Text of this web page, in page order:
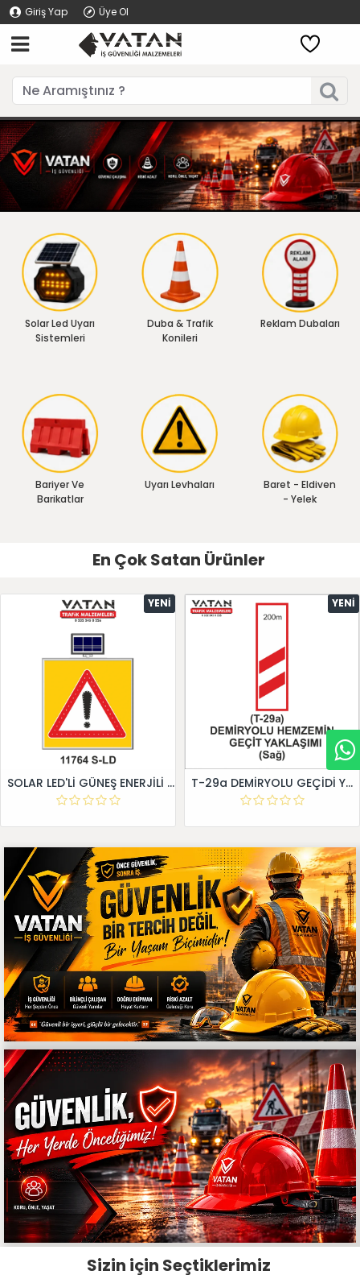
Giriş Yap Üye Ol
Solar Led Uyarı
Sistemleri
Duba & Trafik
Konileri
Reklam Dubaları
Bariyer Ve
Barikatlar
Uyarı Levhaları
Baret - Eldiven
- Yelek
En Çok Satan Ürünler
YENI
SOLAR LED'Lİ GÜNEŞ ENERJİLİ LEVHA
YENI
T-29a DEMİRYOLU GEÇİDİ YAKLAŞIM LEVHALARI (Sağ)
Sizin için Seçtiklerimiz